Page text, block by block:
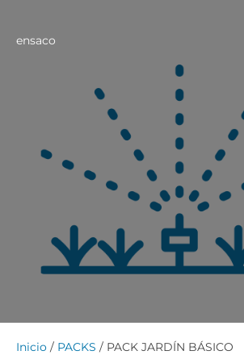
ensaco
Inicio / PACKS / PACK JARDÍN BÁSICO